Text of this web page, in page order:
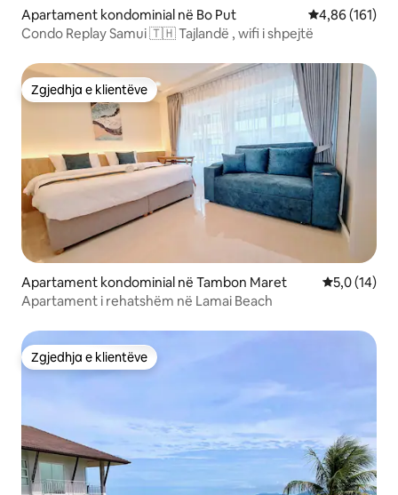
Apartament kondominial në Bo Put Vlerësimi
4,86 (161)
Condo Rеplay Samui 🇹🇭 Tajlandë , wifi i shpejtë
Zgjedhja e klientëve
Zgjedhja e klientëve
Apartament kondominial në Tambon Maret Vlerësimi
5,0 (14)
Apartament i rehatshëm në Lamai Beach
Zgjedhja e klientëve
Zgjedhja e klientëve